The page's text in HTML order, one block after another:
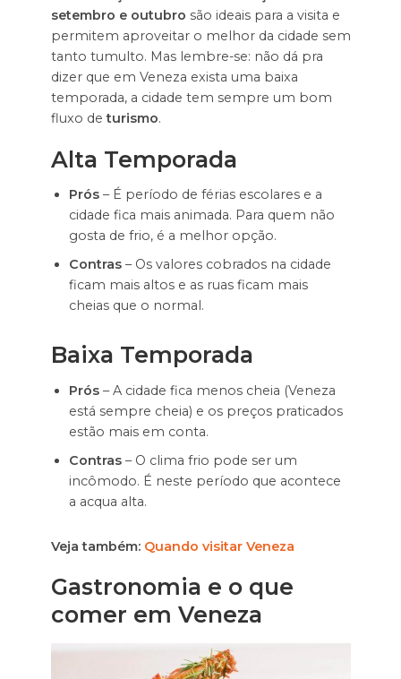
setembro e outubro são ideais para a visita e
permitem aproveitar o melhor da cidade sem
tanto tumulto. Mas lembre-se: não dá pra
dizer que em Veneza exista uma baixa
temporada, a cidade tem sempre um bom
fluxo deturismo.
Alta Temporada
Prós – É período de férias escolares e a
cidade fica mais animada. Para quem não
gosta de frio, é a melhor opção.
Contras – Os valores cobrados na cidade
ficam mais altos e as ruas ficam mais
cheias que o normal.
Baixa Temporada
Prós – A cidade fica menos cheia (Veneza
está sempre cheia) e os preços praticados
estão mais em conta.
Contras – O clima frio pode ser um
incômodo. É neste período que acontece
a acqua alta.
Veja também: Quando visitar Veneza
Gastronomia e o que
comer em Veneza